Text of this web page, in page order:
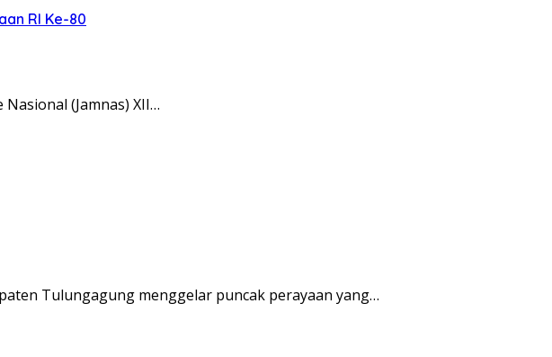
RI Ke-80
(Jamnas) XII…
Tulungagung menggelar puncak perayaan yang…